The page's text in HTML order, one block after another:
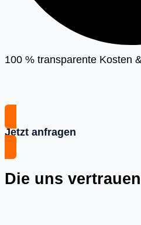
100 % transparente Kosten
Jetzt anfragen
Die uns vertrauen